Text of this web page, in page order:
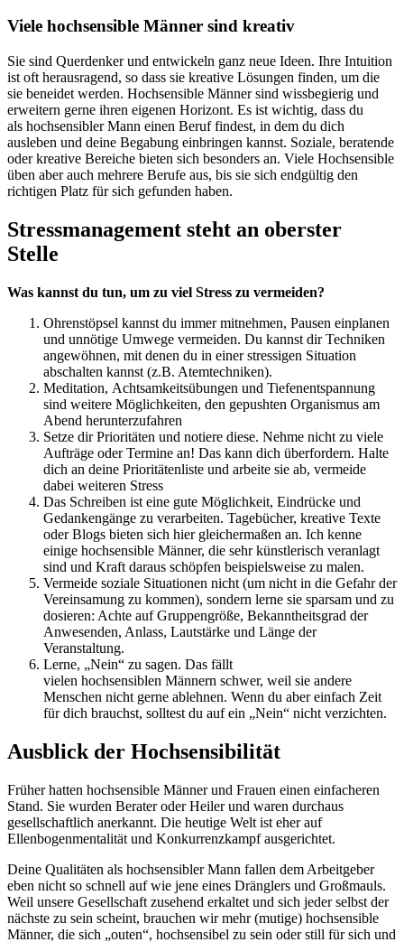
Viele hochsensible Männer sind kreativ
Sie sind Querdenker und entwickeln ganz neue Ideen. Ihre Intuition
ist oft herausragend, so dass sie kreative Lösungen finden, um die
sie beneidet werden. Hochsensible Männer sind wissbegierig und
erweitern gerne ihren eigenen Horizont. Es ist wichtig, dass du
als hochsensibler Mann einen Beruf findest, in dem du dich
ausleben und deine Begabung einbringen kannst. Soziale, beratende
oder kreative Bereiche bieten sich besonders an. Viele Hochsensible
üben aber auch mehrere Berufe aus, bis sie sich endgültig den
richtigen Platz für sich gefunden haben.
Stressmanagement steht an oberster
Stelle
Was kannst du tun, um zu viel Stress zu vermeiden?
Ohrenstöpsel kannst du immer mitnehmen, Pausen einplanen
und unnötige Umwege vermeiden. Du kannst dir Techniken
angewöhnen, mit denen du in einer stressigen Situation
abschalten kannst (z.B. Atemtechniken).
Meditation, Achtsamkeitsübungen und Tiefenentspannung
sind weitere Möglichkeiten, den gepushten Organismus am
Abend herunterzufahren
Setze dir Prioritäten und notiere diese. Nehme nicht zu viele
Aufträge oder Termine an! Das kann dich überfordern. Halte
dich an deine Prioritätenliste und arbeite sie ab, vermeide
dabei weiteren Stress
Das Schreiben ist eine gute Möglichkeit, Eindrücke und
Gedankengänge zu verarbeiten. Tagebücher, kreative Texte
oder Blogs bieten sich hier gleichermaßen an. Ich kenne
einige hochsensible Männer, die sehr künstlerisch veranlagt
sind und Kraft daraus schöpfen beispielsweise zu malen.
Vermeide soziale Situationen nicht (um nicht in die Gefahr der
Vereinsamung zu kommen), sondern lerne sie sparsam und zu
dosieren: Achte auf Gruppengröße, Bekanntheitsgrad der
Anwesenden, Anlass, Lautstärke und Länge der
Veranstaltung.
Lerne, „Nein“ zu sagen. Das fällt
vielen hochsensiblen Männern schwer, weil sie andere
Menschen nicht gerne ablehnen. Wenn du aber einfach Zeit
für dich brauchst, solltest du auf ein „Nein“ nicht verzichten.
Ausblick der Hochsensibilität
Früher hatten hochsensible Männer und Frauen einen einfacheren
Stand. Sie wurden Berater oder Heiler und waren durchaus
gesellschaftlich anerkannt. Die heutige Welt ist eher auf
Ellenbogenmentalität und Konkurrenzkampf ausgerichtet.
Deine Qualitäten als hochsensibler Mann fallen dem Arbeitgeber
eben nicht so schnell auf wie jene eines Dränglers und Großmauls.
Weil unsere Gesellschaft zusehend erkaltet und sich jeder selbst der
nächste zu sein scheint, brauchen wir mehr (mutige) hochsensible
Männer, die sich „outen“, hochsensibel zu sein oder still für sich und